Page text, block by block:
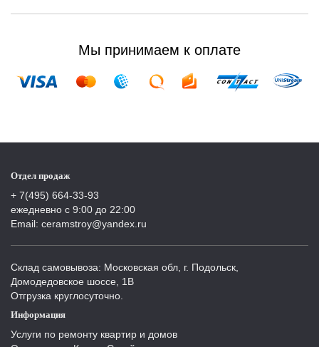
Мы принимаем к оплате
Отдел продаж
+ 7(495) 664-33-93
ежедневно с 9:00 до 22:00
Email: ceramstroy@yandex.ru
Склад самовывоза: Московская обл, г. Подольск,
Домодедовское шоссе, 1В
Отгрузка круглосуточно.
Информация
Услуги по ремонту квартир и домов